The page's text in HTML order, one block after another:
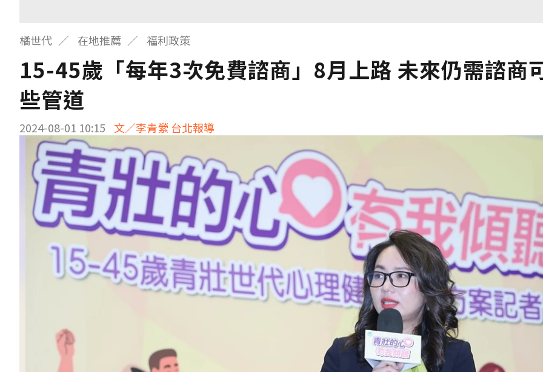
橘世代 在地推薦 福利政策
15-45歲「每年3次免費諮商」8月上路 未來仍需諮商
些管道
2024-08-01 10:15 文／李青縈 台北報導